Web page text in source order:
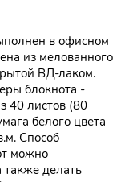
в офисном
из мелованного
ВД-лаком.
блокнота -
40 листов (80
белого цвета
Способ
можно
также делать